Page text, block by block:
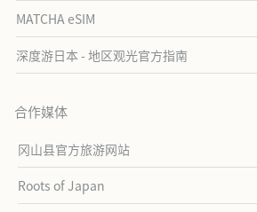
MATCHA eSIM
深度游日本 - 地区观光官方指南
合作媒体
冈山县官方旅游网站
Roots of Japan